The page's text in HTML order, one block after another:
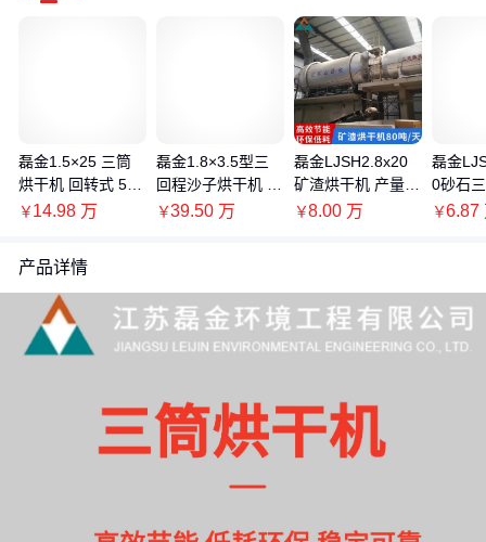
磊金1.5×25 三筒
烘干机 回转式 500
t/h 煤泥/黄沙专用
￥14.98 万
磊金1.8×3.5型三
回程沙子烘干机 河
沙/海沙专用烘干设
￥39.50 万
磊金LJSH2.8x20
矿渣烘干机 产量8
0吨/天 铁矿石/锂
￥8.00 万
磊金
0砂石
机 水
￥6.87
产品详情